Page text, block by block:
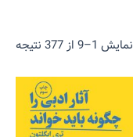
نمایش 1–9 از 377 نتیجه